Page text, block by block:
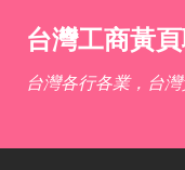
台灣工商黃
台灣各行各業，台